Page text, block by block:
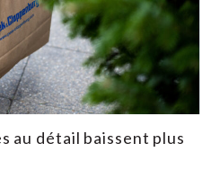
au détail baissent plus